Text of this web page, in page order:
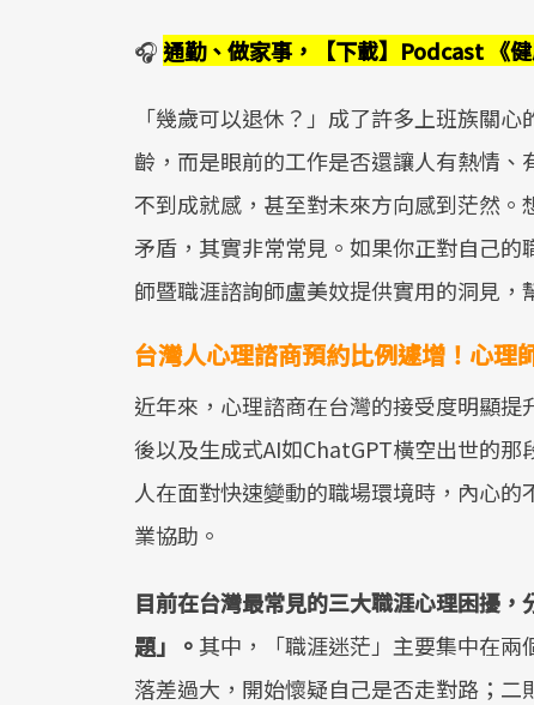
🎧通勤、做家事，【下載】Podcast 《
「幾歲可以退休？」成了許多上班族關
齡，而是眼前的工作是否還讓人有熱情
不到成就感，甚至對未來方向感到茫然
矛盾，其實非常常見。如果你正對自己
師暨職涯諮詢師盧美妏提供實用的洞見，
台灣人心理諮商預約比例遽增！心理
近年來，心理諮商在台灣的接受度明顯
後以及生成式AI如ChatGPT橫空出世的
人在面對快速變動的職場環境時，內心
業協助。
目前在台灣最常見的三大職涯心理困擾
題」。 其中，「職涯迷茫」主要集中在
落差過大，開始懷疑自己是否走對路；